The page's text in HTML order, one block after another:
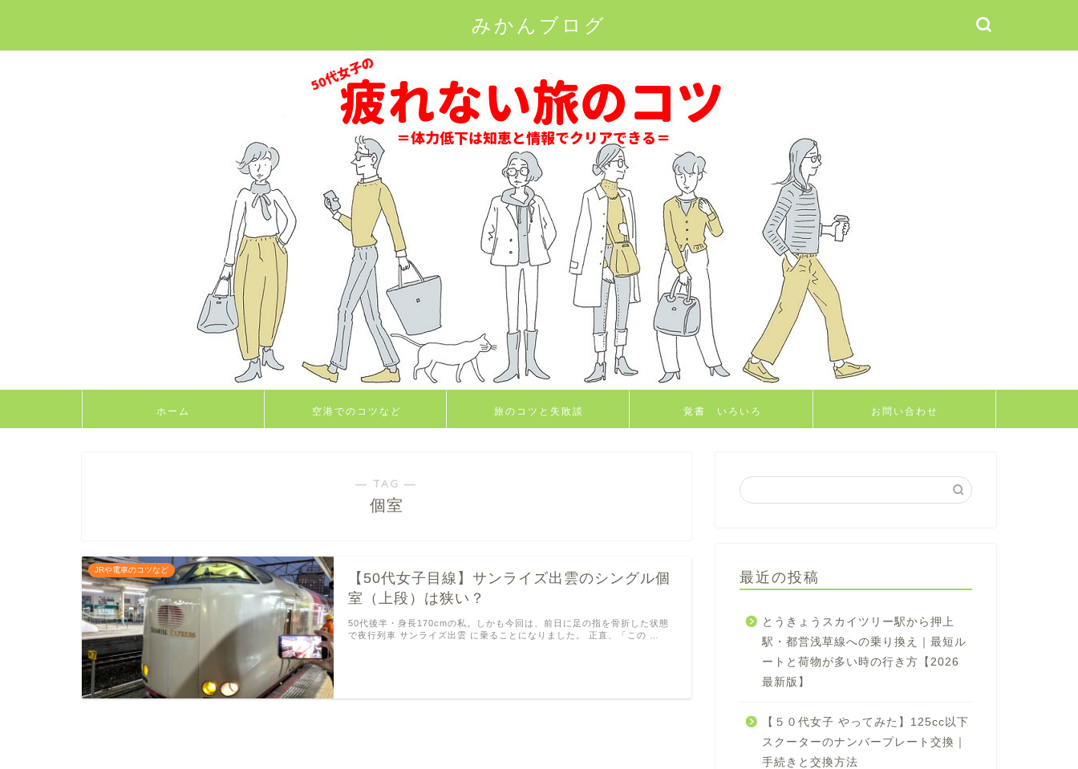
みかんブログ
ホーム 空港でのコツなど 旅のコツと失敗談 覚書 いろいろ お問い合わせ
― TAG ―
個室
JRや電車のコツなど
【50代女子目線】サンライズ出雲のシングル個
室（上段）は狭い？
50代後半・身長170cmの私。しかも今回は、前日に足の指を骨折した状態
で夜行列車 サンライズ出雲 に乗ることになりました。 正直、「この …
最近の投稿
とうきょうスカイツリー駅から押上
駅・都営浅草線への乗り換え｜最短ル
ートと荷物が多い時の行き方【2026
最新版】
【５０代女子 やってみた】125cc以下
スクーターのナンバープレート交換｜
手続きと交換方法